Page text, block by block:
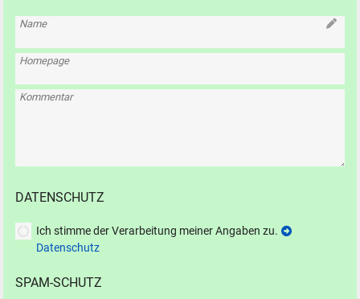
Name
Homepage
Kommentar
DATENSCHUTZ
Ich stimme der Verarbeitung meiner Angaben zu.
Datenschutz
SPAM-SCHUTZ